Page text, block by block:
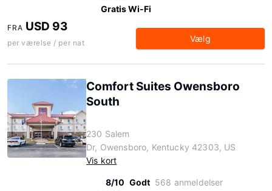
Gratis Wi-Fi
FRA USD 93
per værelse / per nat Vælg
Comfort Suites Owensboro
South
230 Salem
Dr, Owensboro, Kentucky 42303, US
Vis kort
8/10 Godt 568 anmeldelser